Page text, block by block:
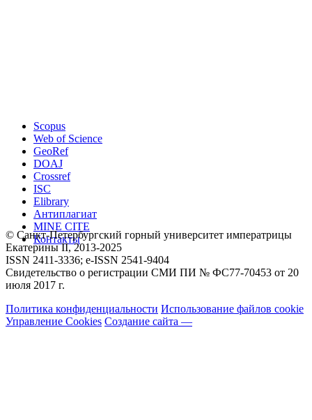
Scopus
Web of Science
GeoRef
DOAJ
Crossref
ISC
Elibrary
Антиплагиат
MINE CITE
Контакты
© Санкт-Петербургский горный университет императрицы
Екатерины ΙΙ, 2013-2025
ISSN 2411-3336; e-ISSN 2541-9404
Свидетельство о регистрации СМИ ПИ № ФС77-70453 от 20
июля 2017 г.
Политика конфиденциальности Использование файлов cookie
Управление Cookies Создание сайта —